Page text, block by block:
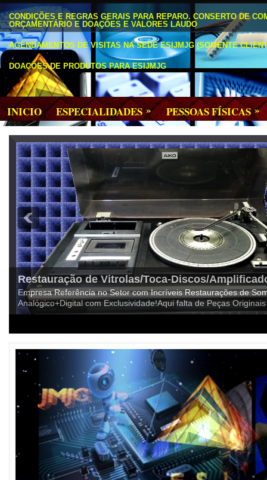
CONDIÇÕES E REGRAS GERAIS PARA REPARO. CONSERTO DE
ORÇAMENTÁRIO E DOAÇÕES E VALORES LAUDO
AGENDAMENTOS DE VISITAS NA SEDE ESIJMJG (SOMENTE
DOAÇÕES DE PRODUTOS PARA ESIJMJG
INICIO ESPECIALIDADES » PESSOAS FÍSICAS »
Restauração de Vitrolas/Toca-Discos/
Empresa Referência no Setor com Incríveis Restaurações de
Analógico+Digital com Exclusividade!Aqui falta de Peças